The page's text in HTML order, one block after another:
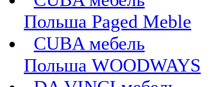
Польша Paged Meble
CUBA мебель
Польша WOODWAYS